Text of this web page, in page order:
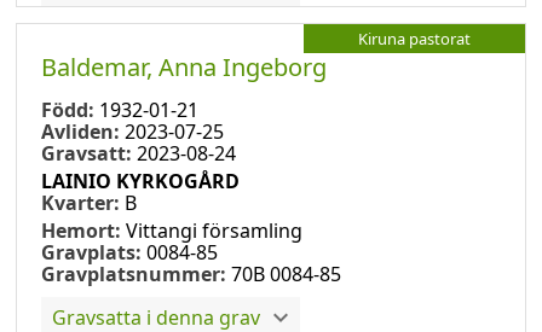
Kiruna pastorat
Baldemar, Anna Ingeborg
Född: 1932-01-21
Avliden: 2023-07-25
Gravsatt: 2023-08-24
LAINIO KYRKOGÅRD
Kvarter: B
Hemort: Vittangi församling
Gravplats: 0084-85
Gravplatsnummer: 70B 0084-85
Gravsatta i denna grav